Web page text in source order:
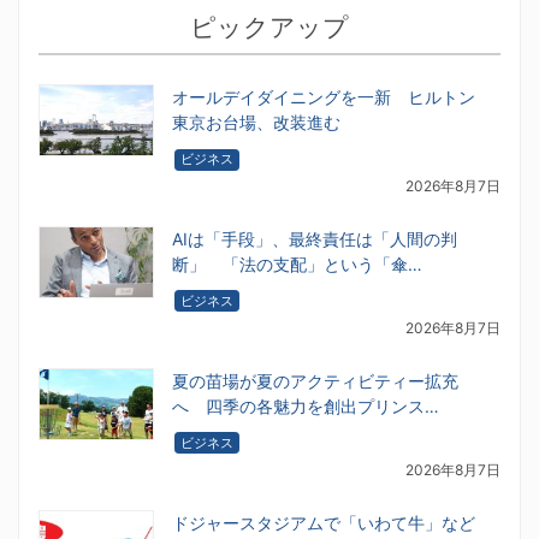
ピックアップ
オールデイダイニングを一新 ヒルトン
東京お台場、改装進む
ビジネス
2026年8月7日
AIは「手段」、最終責任は「人間の判
断」 「法の支配」という「傘…
ビジネス
2026年8月7日
夏の苗場が夏のアクティビティー拡充
へ 四季の各魅力を創出プリンス…
ビジネス
2026年8月7日
ドジャースタジアムで「いわて牛」など